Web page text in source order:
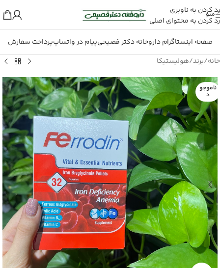
رد کردن به ناوبری
رد کردن به محتوای اصلی
منو
صفحه اینستاگرام داروخانه دکتر فصیحیپیام در واتساپپرداخت سفارش
خانه/برند/هولیستیکا
ناموجو
د